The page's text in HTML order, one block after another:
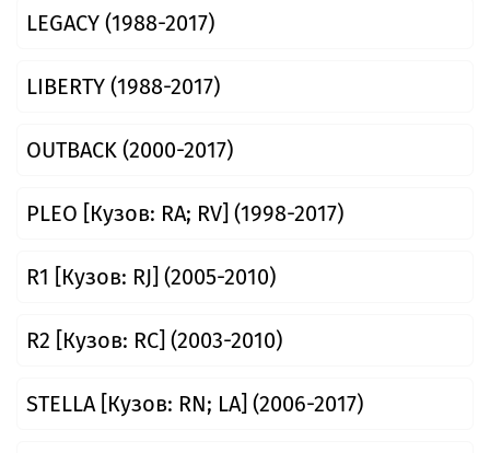
LEGACY (1988-2017)
LIBERTY (1988-2017)
OUTBACK (2000-2017)
PLEO [Кузов: RA; RV] (1998-2017)
R1 [Кузов: RJ] (2005-2010)
R2 [Кузов: RC] (2003-2010)
STELLA [Кузов: RN; LA] (2006-2017)